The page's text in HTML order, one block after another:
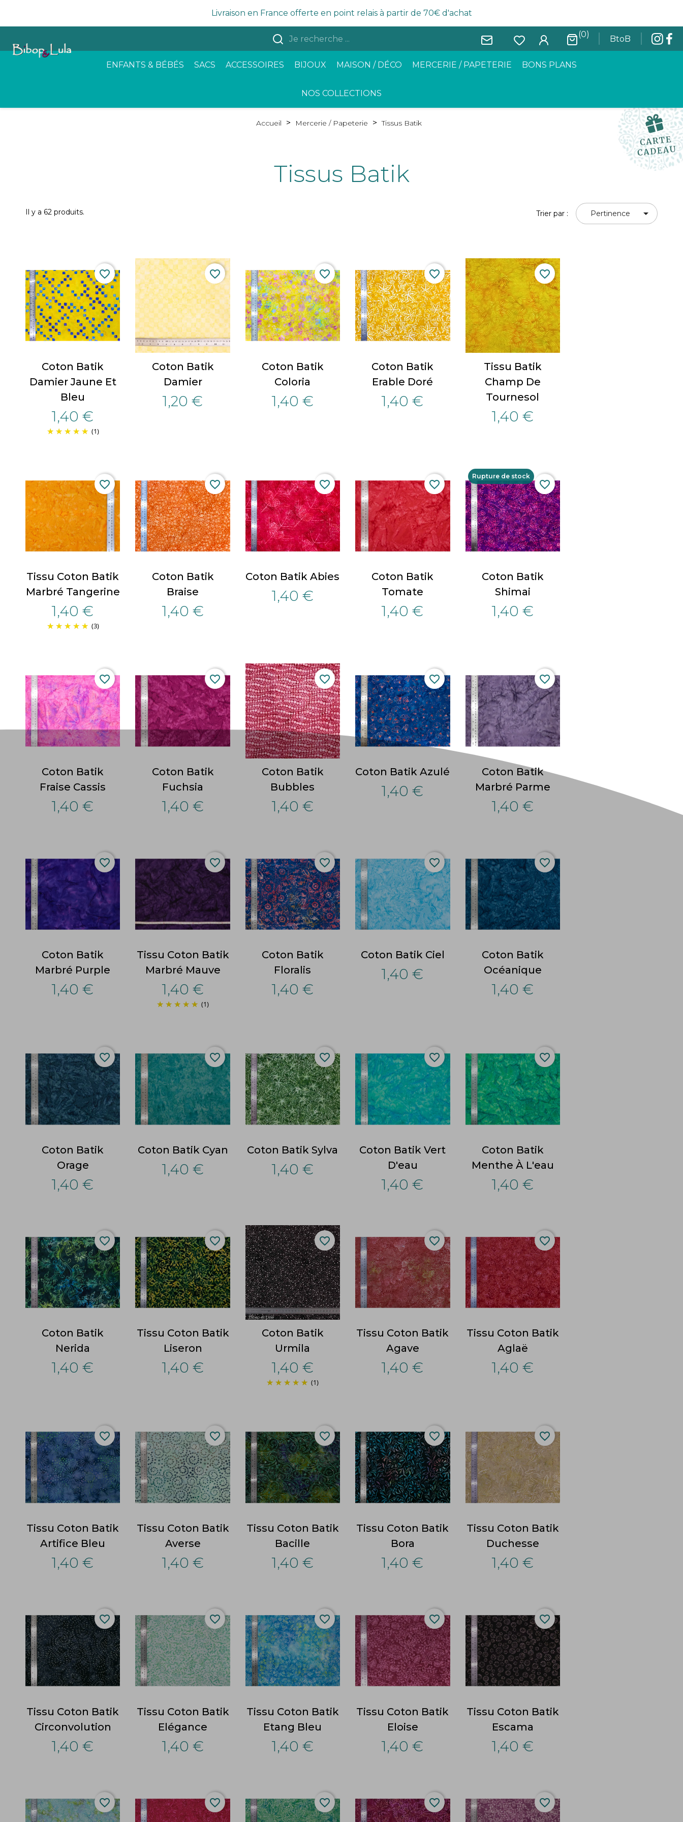
Livraison en France offerte en point relais à partir de 70€ d'achat
(0) BtoB
ENFANTS & BÉBÉS SACS ACCESSOIRES BIJOUX MAISON / DÉCO MERCERIE / PAPETERIE BONS PLANS
NOS COLLECTIONS
Accueil Mercerie / Papeterie Tissus Batik
Tissus Batik
Il y a 62 produits. Trier par : Pertinence 
Coton Batik
Damier Jaune Et
Bleu
1,40 €
(1)
favorite_border
Coton Batik
Damier
1,20 €
favorite_border
Coton Batik
Coloria
1,40 €
favorite_border
Coton Batik
Erable Doré
1,40 €
favorite_border
Tissu Batik
Champ De
Tournesol
1,40 €
favorite_border
Tissu Coton Batik
Marbré Tangerine
1,40 €
(3)
favorite_border
Coton Batik
Braise
1,40 €
favorite_border
Coton Batik Abies
1,40 €
favorite_border
Coton Batik
Tomate
1,40 €
favorite_border
Coton Batik
Shimai
1,40 €
Rupture de stock
favorite_border
Coton Batik
Fraise Cassis
1,40 €
favorite_border
Coton Batik
Fuchsia
1,40 €
favorite_border
Coton Batik
Bubbles
1,40 €
favorite_border
Coton Batik Azulé
1,40 €
favorite_border
Coton Batik
Marbré Parme
1,40 €
favorite_border
Coton Batik
Marbré Purple
1,40 €
favorite_border
Tissu Coton Batik
Marbré Mauve
1,40 €
(1)
favorite_border
Coton Batik
Floralis
1,40 €
favorite_border
Coton Batik Ciel
1,40 €
favorite_border
Coton Batik
Océanique
1,40 €
favorite_border
Coton Batik
Orage
1,40 €
favorite_border
Coton Batik Cyan
1,40 €
favorite_border
Coton Batik Sylva
1,40 €
favorite_border
Coton Batik Vert
D'eau
1,40 €
favorite_border
Coton Batik
Menthe À L'eau
1,40 €
favorite_border
Coton Batik
Nerida
1,40 €
favorite_border
Tissu Coton Batik
Liseron
1,40 €
favorite_border
Coton Batik
Urmila
1,40 €
(1)
favorite_border
Tissu Coton Batik
Agave
1,40 €
favorite_border
Tissu Coton Batik
Aglaë
1,40 €
favorite_border
Tissu Coton Batik
Artifice Bleu
1,40 €
favorite_border
Tissu Coton Batik
Averse
1,40 €
favorite_border
Tissu Coton Batik
Bacille
1,40 €
favorite_border
Tissu Coton Batik
Bora
1,40 €
favorite_border
Tissu Coton Batik
Duchesse
1,40 €
favorite_border
Tissu Coton Batik
Circonvolution
1,40 €
favorite_border
Tissu Coton Batik
Elégance
1,40 €
favorite_border
Tissu Coton Batik
Etang Bleu
1,40 €
favorite_border
Tissu Coton Batik
Eloise
1,40 €
favorite_border
Tissu Coton Batik
Escama
1,40 €
favorite_border
favorite_border favorite_border favorite_border favorite_border favorite_border